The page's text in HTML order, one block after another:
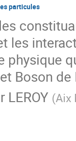
particules
les
physique
Boson de
LEROY (Aix